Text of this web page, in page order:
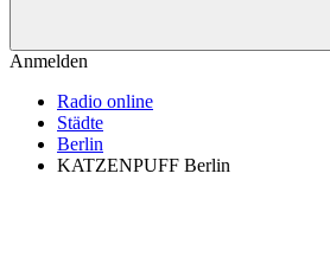
Anmelden
Radio online
Städte
Berlin
KATZENPUFF Berlin